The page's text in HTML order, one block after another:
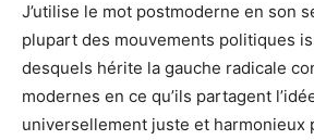
J’utilise le mot postmoderne en son
plupart des mouvements politiques
desquels hérite la gauche radicale
modernes en ce qu’ils partagent
universellement juste et harmonieux